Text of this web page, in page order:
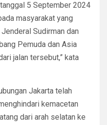
5 September 2024
masyarakat yang
Sudirman dan
Pemuda dan Asia
jalan tersebut,” kata
Jakarta telah
kemacetan
dari arah selatan ke